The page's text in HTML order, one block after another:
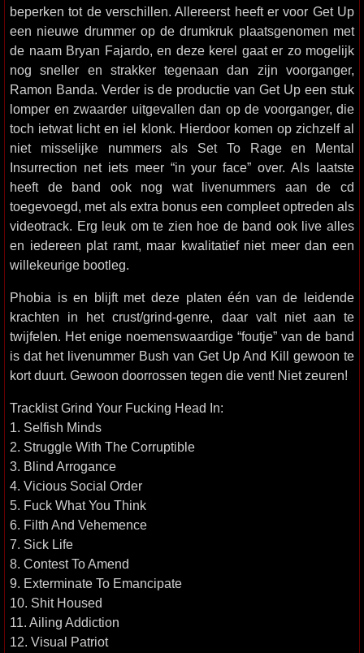
beperken tot de verschillen. Allereerst heeft er voor Get Up
een nieuwe drummer op de drumkruk plaatsgenomen met
de naam Bryan Fajardo, en deze kerel gaat er zo mogelijk
nog sneller en strakker tegenaan dan zijn voorganger,
Ramon Banda. Verder is de productie van Get Up een stuk
lomper en zwaarder uitgevallen dan op de voorganger, die
toch ietwat licht en iel klonk. Hierdoor komen op zichzelf al
niet misselijke nummers als Set To Rage en Mental
Insurrection net iets meer “in your face” over. Als laatste
heeft de band ook nog wat livenummers aan de cd
toegevoegd, met als extra bonus een compleet optreden als
videotrack. Erg leuk om te zien hoe de band ook live alles
en iedereen plat ramt, maar kwalitatief niet meer dan een
willekeurige bootleg.
Phobia is en blijft met deze platen één van de leidende
krachten in het crust/grind-genre, daar valt niet aan te
twijfelen. Het enige noemenswaardige “foutje” van de band
is dat het livenummer Bush van Get Up And Kill gewoon te
kort duurt. Gewoon doorrossen tegen die vent! Niet zeuren!
Tracklist Grind Your Fucking Head In:
1. Selfish Minds
2. Struggle With The Corruptible
3. Blind Arrogance
4. Vicious Social Order
5. Fuck What You Think
6. Filth And Vehemence
7. Sick Life
8. Contest To Amend
9. Exterminate To Emancipate
10. Shit Housed
11. Ailing Addiction
12. Visual Patriot